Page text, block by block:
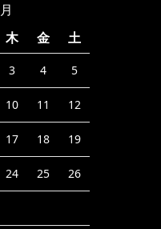
木 金 土
3 4 5
10 11 12
17 18 19
24 25 26